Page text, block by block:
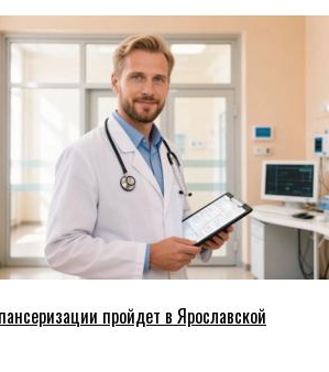
пройдет в Ярославской